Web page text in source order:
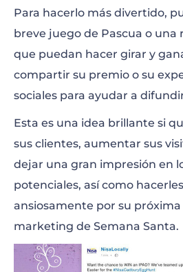
Para hacerlo más divertido,
breve juego de Pascua o una
que puedan hacer girar y
compartir su premio o su
sociales para ayudar a
Esta es una idea brillante si
sus clientes, aumentar sus
dejar una gran impresión en
potenciales, así como
ansiosamente por su
marketing de Semana Santa.